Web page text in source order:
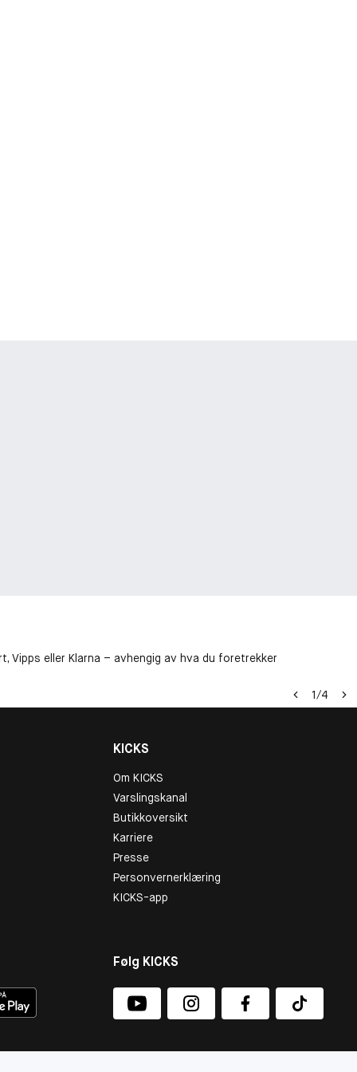
Vipps eller Klarna – avhengig av hva du foretrekker
1/4
KICKS
Om KICKS
Varslingskanal
Butikkoversikt
Karriere
Presse
Personvernerklæring
KICKS-app
Følg KICKS